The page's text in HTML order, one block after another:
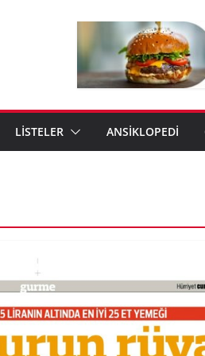
LİSTELER ANSİKLOPEDİ